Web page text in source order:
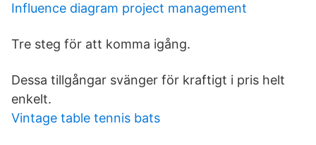
Influence diagram project management
Tre steg för att komma igång.
Dessa tillgångar svänger för kraftigt i pris helt
enkelt.
Vintage table tennis bats